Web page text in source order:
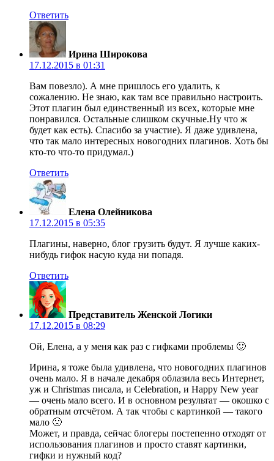
Ответить
Ирина Широкова
17.12.2015 в 01:31
Вам повезло). А мне пришлось его удалить, к
сожалению. Не знаю, как там все правильно настроить.
Этот плагин был единственный из всех, которые мне
понравился. Остальные слишком скучные.Ну что ж
будет как есть). Спасибо за участие). Я даже удивлена,
что так мало интересных новогодних плагинов. Хоть бы
кто-то что-то придумал.)
Ответить
Елена Олейникова
17.12.2015 в 05:35
Плагины, наверно, блог грузить будут. Я лучше каких-
нибудь гифок насую куда ни попадя.
Ответить
Представитель Женской Логики
17.12.2015 в 08:29
Ой, Елена, а у меня как раз с гифками проблемы 🙂
Ирина, я тоже была удивлена, что новогодних плагинов
очень мало. Я в начале декабря облазила весь Интернет,
уж и Christmas писала, и Celebration, и Happy New year
— очень мало всего. И в основном результат — окошко с
обратным отсчётом. А так чтобы с картинкой — такого
мало 🙁
Может, и правда, сейчас блогеры постепенно отходят от
использования плагинов и просто ставят картинки,
гифки и нужный код?